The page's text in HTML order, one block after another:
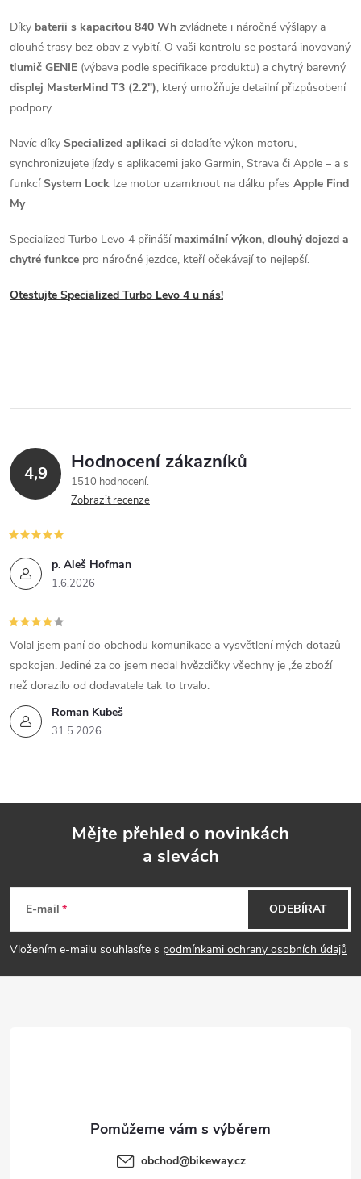
c
í
p
r
v
k
y
v
ý
Díky baterii s kapacitou 840 Wh zvládnete i náročné výšlapy a
dlouhé trasy bez obav z vybití. O vaši kontrolu se postará inovovaný
tlumič GENIE (výbava podle specifikace produktu) a chytrý barevný
displej MasterMind T3 (2.2"), který umožňuje detailní přizpůsobení
podpory.
Navíc díky Specialized aplikaci si doladíte výkon motoru,
synchronizujete jízdy s aplikacemi jako Garmin, Strava či Apple – a s
funkcíSystem Lock lze motor uzamknout na dálku přes Apple Find
My.
Specialized Turbo Levo 4 přináší maximální výkon, dlouhý dojezd a
chytré funkce pro náročné jezdce, kteří očekávají to nejlepší.
Otestujte Specialized Turbo Levo 4 u nás!
4,9 Hodnocení zákazníků
1510 hodnocení
Zobrazit recenze
p. Aleš Hofman
1.6.2026
Roman Kubeš
31.5.2026
Volal jsem paní do obchodu komunikace a vysvětlení mých dotazů
spokojen. Jediné za co jsem nedal hvězdičky všechny je ,že zboží
než dorazilo od dodavatele tak to trvalo.
p
a
Mějte přehled o novinkách
a slevách
E-mail
Vložením e-mailu souhlasíte s podmínkami ochrany osobních údajů
ODEBÍRAT
obchod@bikeway.cz